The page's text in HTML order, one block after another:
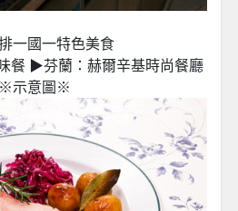
一國一特色美食
餐 ▶芬蘭：赫爾辛基時尚餐廳
※示意圖※